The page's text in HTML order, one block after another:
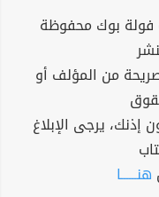
فولة بوك محفوظة
من المؤلف أو
يرجى الإبلاغ
هنــــــا